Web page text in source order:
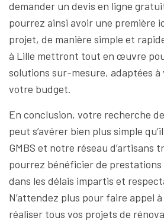
demander un devis en ligne
pourrez ainsi avoir une première
projet, de manière simple et
à Lille mettront tout en œuvre
solutions sur-mesure, adaptées à
votre budget.
En conclusion, votre recherche
peut s’avérer bien plus simple
GMBS et notre réseau d’artisans
pourrez bénéficier de prestations
dans les délais impartis et
N’attendez plus pour faire appel
réaliser tous vos projets de